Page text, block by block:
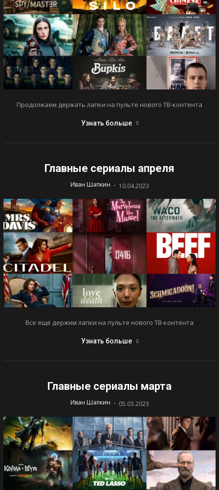
Продолжаем держать лапки на пульте нового ТВ-контента
Узнать больше
Главные сериалы апреля
Иван Шапкин - 10.04.2023
Все еще держим лапки на пульте нового ТВ-контента
Узнать больше
Главные сериалы марта
Иван Шапкин - 05.03.2023